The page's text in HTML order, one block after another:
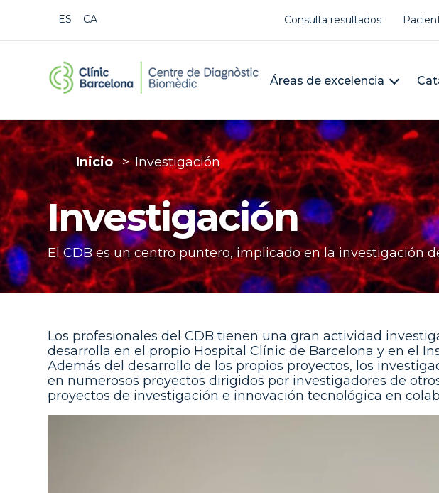
ESPAÑOL
CATALÀ User
Consulta resultados
Main
Áreas de excelencia
Buscar
Inicio Investigación
Investigación
El CDB es un centro puntero, implicado en la investigación
Los profesionales del CDB tienen una gran actividad
desarrolla en el propio Hospital Clínic de Barcelona y en el
Además del desarrollo de los propios proyectos, los
en numerosos proyectos dirigidos por investigadores de
proyectos de investigación e innovación tecnológica en